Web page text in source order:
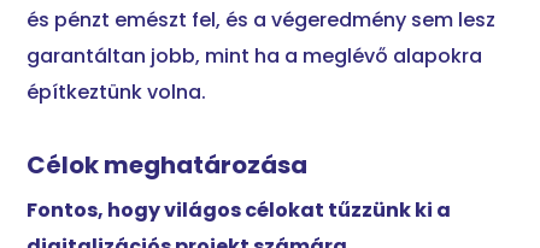
és pénzt emészt fel, és a végeredmény sem lesz
garantáltan jobb, mint ha a meglévő alapokra
építkeztünk volna.
Célok meghatározása
Fontos, hogy világos célokat tűzzünk ki a